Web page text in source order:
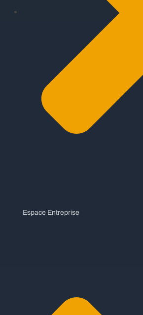
Espace Entreprise